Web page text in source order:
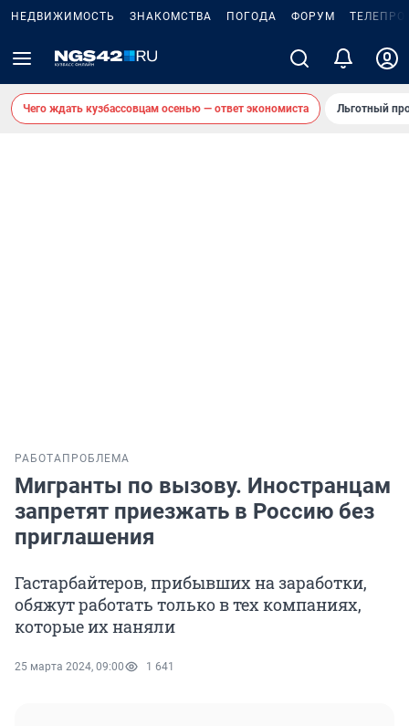
НЕДВИЖИМОСТЬ ЗНАКОМСТВА ПОГОДА ФОРУМ
Чего ждать кузбассовцам осенью — ответ экономиста Льготный
РАБОТА ПРОБЛЕМА
Мигранты по вызову. Иностранцам
запретят приезжать в Россию без
приглашения
Гастарбайтеров, прибывших на заработки,
обяжут работать только в тех компаниях,
которые их наняли
25 марта 2024, 09:00 1 641